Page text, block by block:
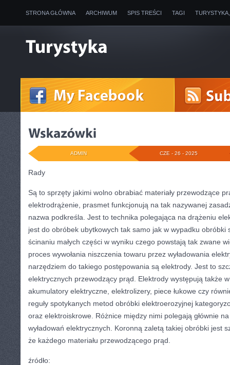
STRONA GŁÓWNA ARCHIWUM SPIS TREŚCI TAGI
CZE - 26 - 2025
ADMIN
Rady
Są to sprzęty jakimi wolno obrabiać materiały przewodzące
elektrodrążenie, prasmet funkcjonują na tak nazywanej
nazwa podkreśla. Jest to technika polegająca na drążeniu
jest do obróbek ubytkowych tak samo jak w wypadku obróbki
ścinaniu małych części w wyniku czego powstają tak zwane
proces wywołania niszczenia towaru przez wyładowania
narzędziem do takiego postępowania są elektrody. Jest to
elektrycznych przewodzący prąd. Elektrody występują także
akumulatory elektryczne, elektrolizery, piece łukowe czy
reguły spotykanych metod obróbki elektroerozyjnej
oraz elektroiskrowe. Różnice między nimi polegają głównie
wyładowań elektrycznych. Koronną zaletą takiej obróbki jest
że każdego materiału przewodzącego prąd.
źródło: